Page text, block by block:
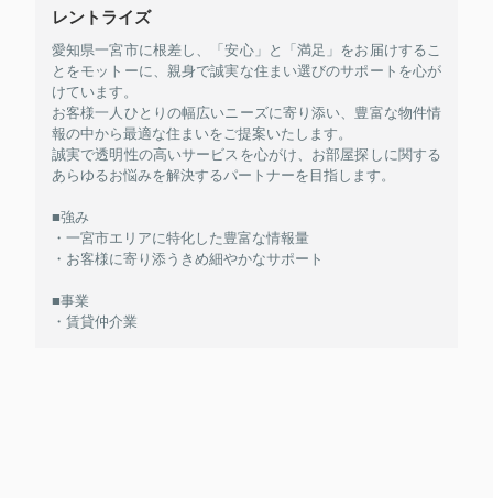
レントライズ
愛知県一宮市に根差し、「安心」と「満足」をお届けするこ
とをモットーに、親身で誠実な住まい選びのサポートを心が
けています。
お客様一人ひとりの幅広いニーズに寄り添い、豊富な物件情
報の中から最適な住まいをご提案いたします。
誠実で透明性の高いサービスを心がけ、お部屋探しに関する
あらゆるお悩みを解決するパートナーを目指します。
■強み
・一宮市エリアに特化した豊富な情報量
・お客様に寄り添うきめ細やかなサポート
■事業
・賃貸仲介業